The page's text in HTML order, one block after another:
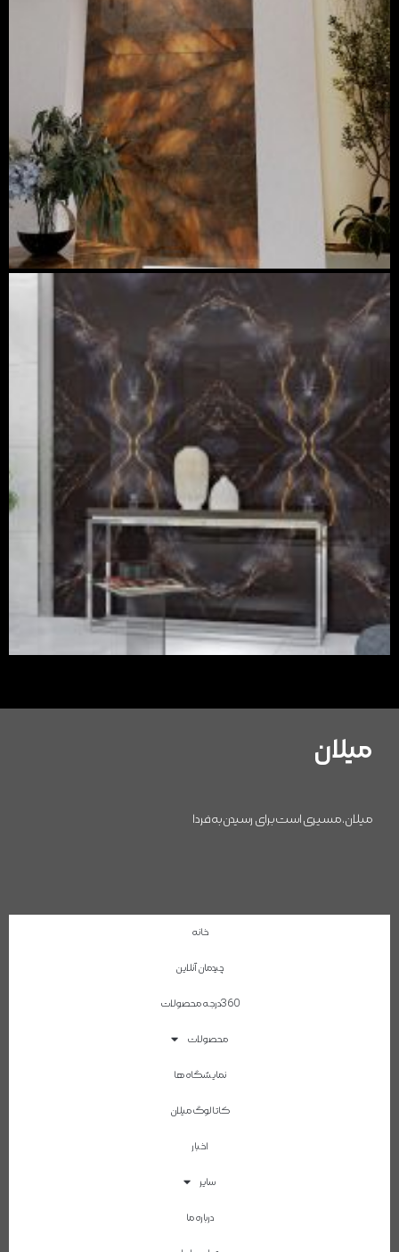
میلان
میلان، مسیری است برای رسیدن به فردا
خانه
چیدمان آنلاین
360درجه محصولات
محصولات
نمایشگاه ها
کاتالوگ میلان
اخبار
سایر
درباره ما